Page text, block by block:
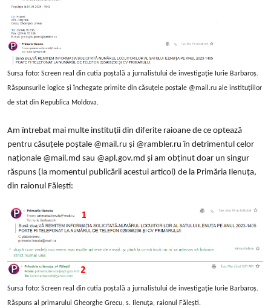
Sursa foto: Screen real din cutia poștală a jurnalistului de investigație Iurie Barbaroș.
Răspunsurile logice și închegate primite din căsuțele poștale @mail.ru ale instituțiilor
de stat din Republica Moldova.
Am întrebat mai multe instituții din diferite raioane de ce optează
pentru căsuțele poștale @mail.ru și @rambler.ru în detrimentul celor
naționale @mail.md sau @apl.gov.md și am obținut doar un singur
răspuns (la momentul publicării acestui articol) de la Primăria Ilenuța,
din raionul Fălești:
Sursa foto: Screen real din cutia poștală a jurnalistului de investigație Iurie Barbaroș.
Răspuns al primarului Gheorghe Grecu, s. Ilenuța, raionul Fălești.